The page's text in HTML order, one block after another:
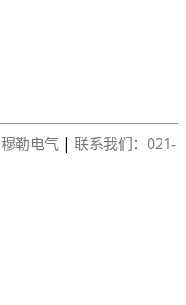
穆勒电气 | 联系我们：021-